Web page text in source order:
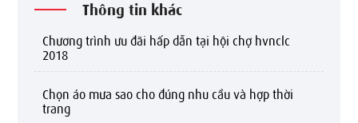
Thông tin khác
chương trình ưu đãi hấp dẫn tại hội chợ hvnclc
2018
chọn áo mưa sao cho đúng nhu cầu và hợp thời
trang